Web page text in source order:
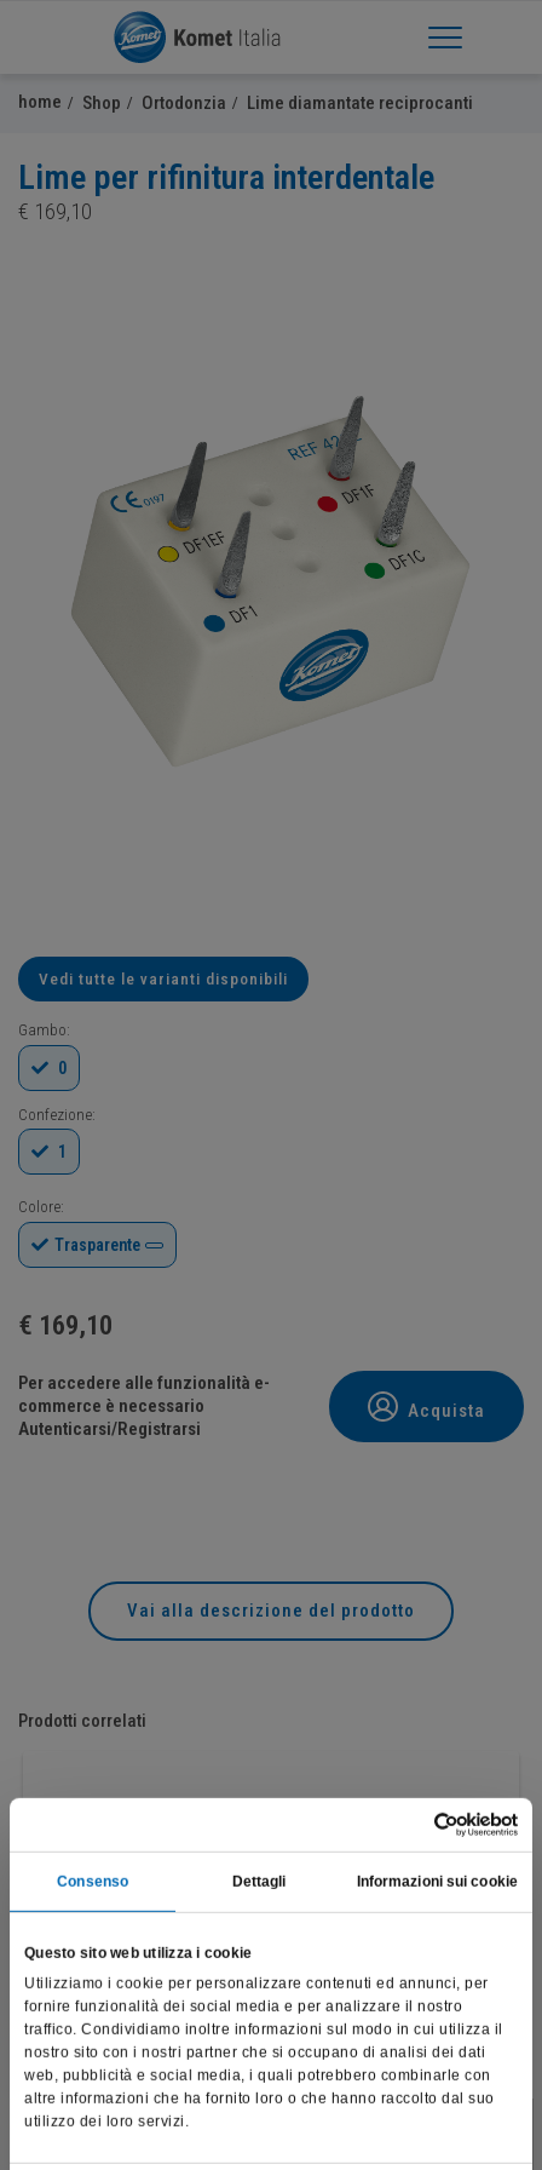
Consenso Dettagli Informazioni sui cookie
Questo sito web utilizza i cookie
Utilizziamo i cookie per personalizzare contenuti ed annunci, per
fornire funzionalità dei social media e per analizzare il nostro
traffico. Condividiamo inoltre informazioni sul modo in cui utilizza il
nostro sito con i nostri partner che si occupano di analisi dei dati
web, pubblicità e social media, i quali potrebbero combinarle con
altre informazioni che ha fornito loro o che hanno raccolto dal suo
utilizzo dei loro servizi.
Apri Menu
home Shop Ortodonzia Lime diamantate reciprocanti
Lime per rifinitura interdentale
€ 169,10
Vedi tutte le varianti disponibili
Gambo:
0
Confezione:
1
Colore:
Trasparente
€ 169,10
Per accedere alle funzionalità e-
commerce è necessario
Autenticarsi/Registrarsi
Acquista
Vai alla descrizione del prodotto
Prodotti correlati